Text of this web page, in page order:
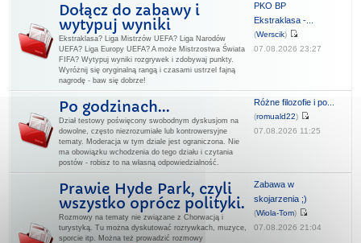
Dołącz do zabawy i
wytypuj wyniki
Ekstraklasa? Liga Mistrzów UEFA? Liga Narodów
UEFA? Liga Europy UEFA? A może Mistrzostwa Świata
FIFA? Wytypuj wyniki rozgrywek i zdobywaj punkty.
Wyróżnij się oryginalną rangą i czasami ustrzel fajną
nagrodę - baw się dobrze!
PKO BP
Ekstraklasa -...
(Werscik)
07.08.2026 23:27
Po godzinach...
Dział testowy poświęcony swobodnym dyskusjom na
dowolne, często niezrozumiałe lub kontrowersyjne
tematy. Moderacja w tym dziale jest ograniczona. Nie
ma obowiązku wchodzenia do tego działu i czytania
postów - robisz to na własną odpowiedzialność.
Różne filozofie i po...
(romuald22)
07.08.2026 11:25
Prawie Hyde Park, czyli
wszystko oprócz polityki.
Rozmowy na tematy nie związane z Chorwacją i
turystyką. Tu można dyskutować rozrywkach, muzyce,
sporcie itp. Można też prowadzić rozmowy
Zabawa w
skojarzenia ;)
(Wiola-Tom)
07.08.2026 21:04